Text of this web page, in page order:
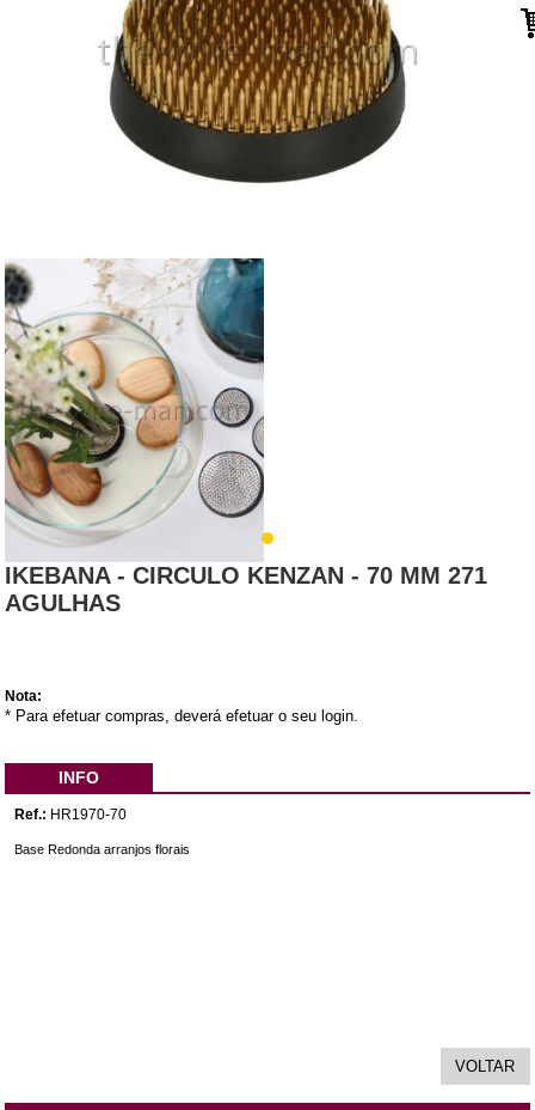
IKEBANA - CIRCULO KENZAN - 70 MM 271
AGULHAS
Nota:
* Para efetuar compras, deverá efetuar o seu login.
INFO
Ref.: HR1970-70
Base Redonda arranjos florais